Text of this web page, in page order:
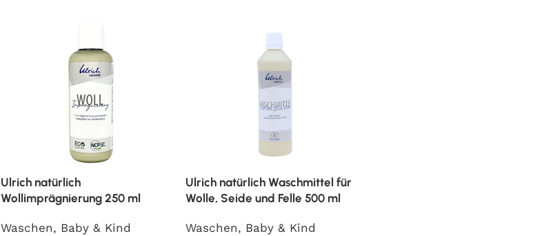
Ulrich natürlich
Wollimprägnierung 250 ml
Waschen, Baby & Kind
Ulrich natürlich Waschmittel für
Wolle, Seide und Felle 500 ml
Waschen, Baby & Kind